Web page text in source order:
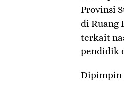
Provinsi
di Ruang
terkait
pendidik
​Dipimpin